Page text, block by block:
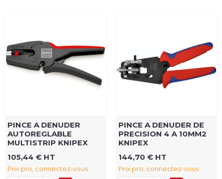
PINCE A DENUDER
AUTOREGLABLE
MULTISTRIP KNIPEX
105,44 € HT
Prix pro, connectez-vous
PINCE A DENUDER DE
PRECISION 4 A 10MM2
KNIPEX
144,70 € HT
Prix pro, connectez-vous